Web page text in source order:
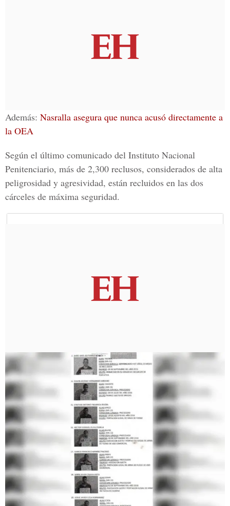
Además: Nasralla asegura que nunca acusó directamente a
la OEA
Según el último comunicado del Instituto Nacional
Penitenciario, más de 2,300 reclusos, considerados de alta
peligrosidad y agresividad, están recluidos en las dos
cárceles de máxima seguridad.